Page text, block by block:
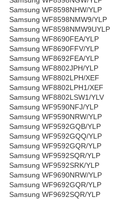
Samsung WF8598NHW/YLP
Samsung WF8598NMW9/YLP
Samsung WF8598NMW9UYLP
Samsung WF8690FEA/YLP
Samsung WF8690FFV/YLP
Samsung WF8692FEA/YLP
Samsung WF8802JPH/YLP
Samsung WF8802LPH/XEF
Samsung WF8802LPH1/XEF
Samsung WF8802LSW1/YLV
Samsung WF9590NFJ/YLP
Samsung WF9590NRW/YLP
Samsung WF9592GQB/YLP
Samsung WF9592GQQ/YLP
Samsung WF9592GQR/YLP
Samsung WF9592SQR/YLP
Samsung WF9592SRK/YLP
Samsung WF9690NRW/YLP
Samsung WF9692GQR/YLP
Samsung WF9692SQR/YLP